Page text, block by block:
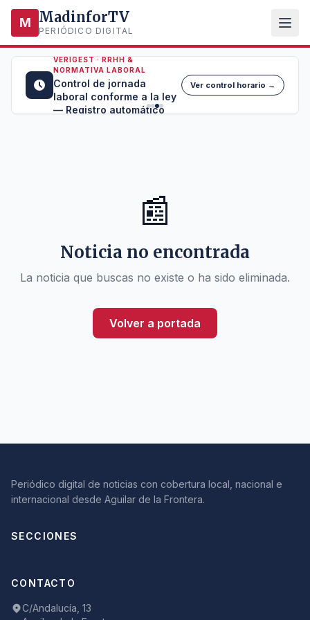
M MadinforTV
PERIÓDICO DIGITAL
VERIGEST · RRHH &
NORMATIVA LABORAL
Control de jornada
laboral conforme a la ley
— Registro automático
Ver control horario →
📰
Noticia no encontrada
La noticia que buscas no existe o ha sido eliminada.
Volver a portada
Periódico digital de noticias con cobertura local, nacional e
internacional desde Aguilar de la Frontera.
SECCIONES
CONTACTO
C/Andalucía, 13